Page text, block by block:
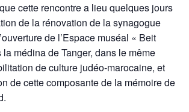
cette rencontre a lieu quelques jours
de la rénovation de la synagogue
de l’Espace muséal « Beit
médina de Tanger, dans le même
de culture judéo-marocaine, et
de cette composante de la mémoire de